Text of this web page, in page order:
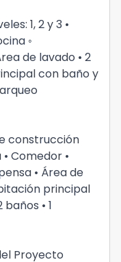
1, 2 y 3 •
◦
de lavado • 2
con baño y
construcción
• Comedor •
• Área de
principal
• 1
Proyecto